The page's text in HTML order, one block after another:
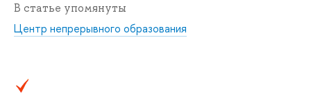
В статье упомянуты
Центр непрерывного образования